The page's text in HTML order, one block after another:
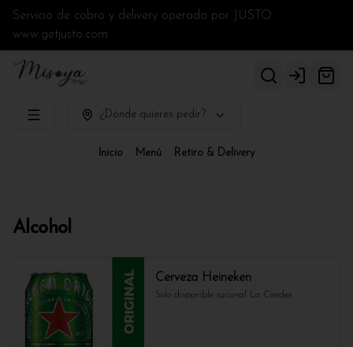
Servicio de cobro y delivery operado por JUSTO .
www.getjusto.com
Login
¿Dónde quieres pedir?
Inicio Menú Retiro & Delivery
Alcohol
Cerveza Heineken
Solo disponible sucursal La Condes